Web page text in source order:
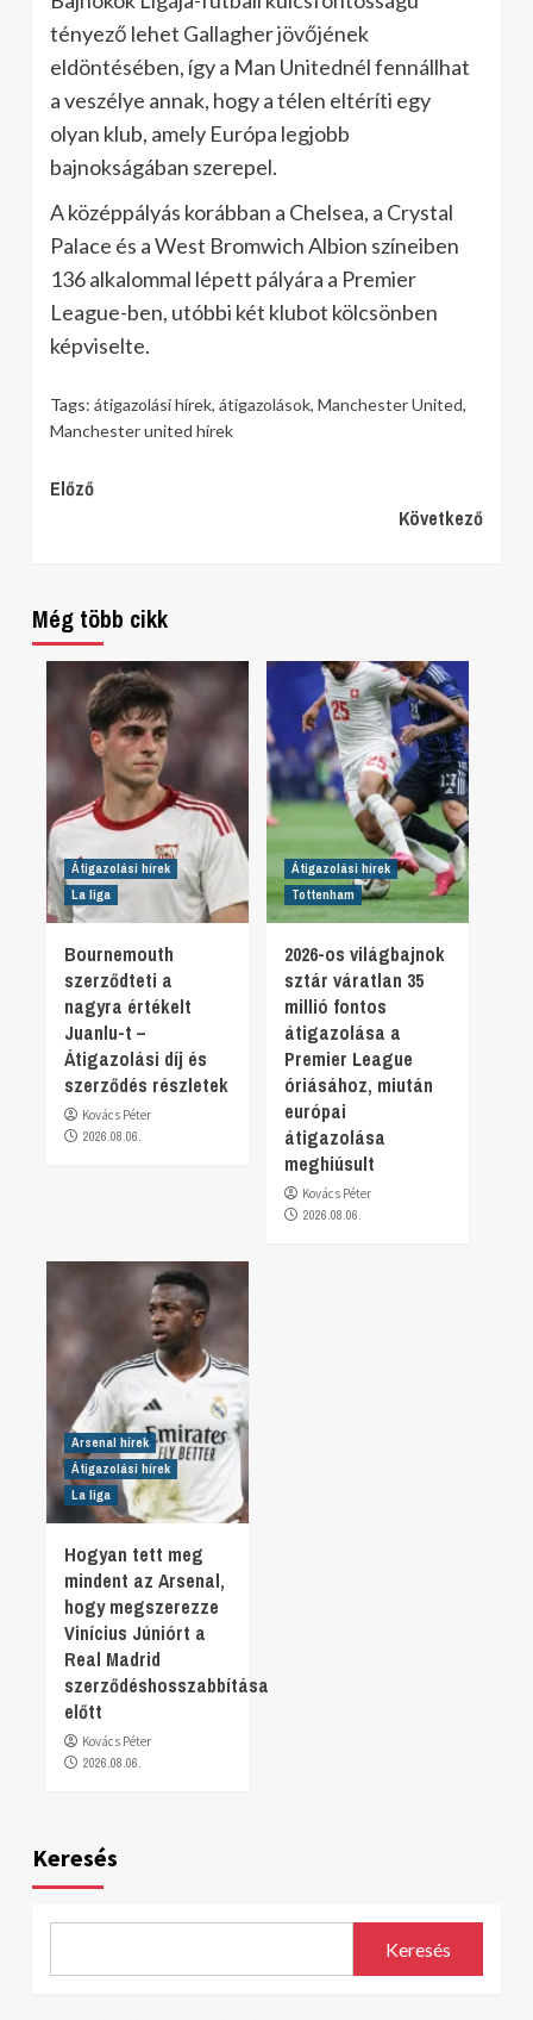
tényező lehet Gallagher jövőjének
eldöntésében, így a Man Unitednél fennállhat
a veszélye annak, hogy a télen eltéríti egy
olyan klub, amely Európa legjobb
bajnokságában szerepel.
A középpályás korábban a Chelsea, a Crystal
Palace és a West Bromwich Albion színeiben
136 alkalommal lépett pályára a Premier
League-ben, utóbbi két klubot kölcsönben
képviselte.
Tags: átigazolási hírek, átigazolások, Manchester United,
Manchester united hírek
Continue
Előző
Következő
Még több cikk
Átigazolási hírek
La liga
Bournemouth
szerződteti a
nagyra értékelt
Juanlu-t –
Átigazolási díj és
szerződés részletek
Kovács Péter
2026.08.06.
Átigazolási hírek
Tottenham
2026-os világbajnok
sztár váratlan 35
millió fontos
átigazolása a
Premier League
óriásához, miután
európai
átigazolása
meghiúsult
Kovács Péter
2026.08.06.
Arsenal hírek
Átigazolási hírek
La liga
Hogyan tett meg
mindent az Arsenal,
hogy megszerezze
Vinícius Júniórt a
Real Madrid
szerződéshosszabbítása
előtt
Kovács Péter
2026.08.06.
Keresés
Keresés